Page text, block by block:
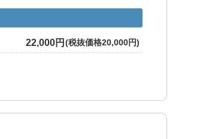
22,000円 (税抜価格20,000円)